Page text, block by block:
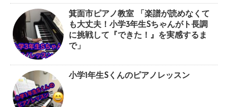
箕面市ピアノ教室 「楽譜が読めなくて
も大丈夫！小学3年生Sちゃんがト長調
に挑戦して『できた！』を実感するま
で」
小学1年生Sくんのピアノレッスン